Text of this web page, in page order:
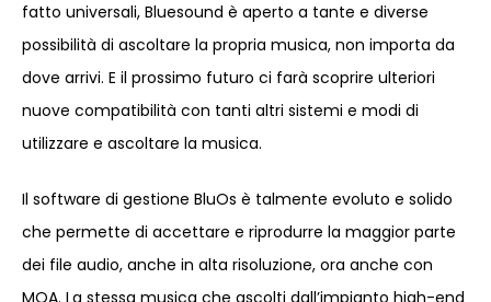
fatto universali, Bluesound è aperto a tante e diverse
possibilità di ascoltare la propria musica, non importa da
dove arrivi. E il prossimo futuro ci farà scoprire ulteriori
nuove compatibilità con tanti altri sistemi e modi di
utilizzare e ascoltare la musica.
Il software di gestione BluOs è talmente evoluto e solido
che permette di accettare e riprodurre la maggior parte
dei file audio, anche in alta risoluzione, ora anche con
MQA. La stessa musica che ascolti dall’impianto high-end